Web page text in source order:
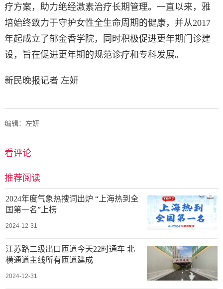
疗方案，助力绝经激素治疗长期管理。一直以来，雅
培始终致力于守护女性全生命周期的健康，并从2017
年起成立了郁金香学院，同时积极促进更年期门诊建
设，旨在促进更年期的规范诊疗和专科发展。
新民晚报记者 左妍
编辑：左妍
看评论
推荐阅读
2024年度气象热搜词出炉 “上海热到全
国第一名”上榜
2024-12-31
江苏路二级出口匝道今天22时通车 北
横通道主线所有匝道建成
2024-12-31